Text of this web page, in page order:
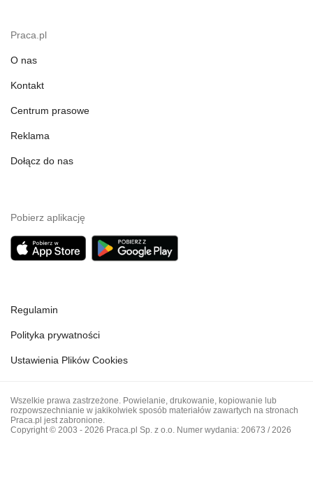
Praca.pl
O nas
Kontakt
Centrum prasowe
Reklama
Dołącz do nas
Pobierz aplikację
Regulamin
Polityka prywatności
Ustawienia Plików Cookies
Wszelkie prawa zastrzeżone. Powielanie, drukowanie, kopiowanie lub
rozpowszechnianie w jakikolwiek sposób materiałów zawartych na stronach
Praca.pl jest zabronione.
Copyright © 2003 - 2026 Praca.pl Sp. z o.o. Numer wydania: 20673 / 2026